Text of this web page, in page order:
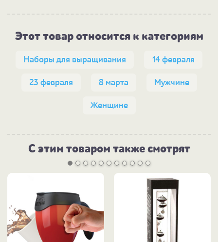
Этот товар относится к категориям
Наборы для выращивания 14 февраля
23 февраля 8 марта Мужчине
Женщине
С этим товаром также смотрят